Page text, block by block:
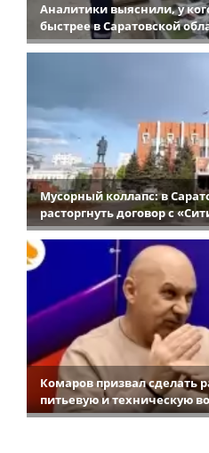
Аналитики выяснили, у
быстрее в Саратовской
Мусорный коллапс: в
расторгнуть договор с
Комаров призвал сделать
питьевую и техническую